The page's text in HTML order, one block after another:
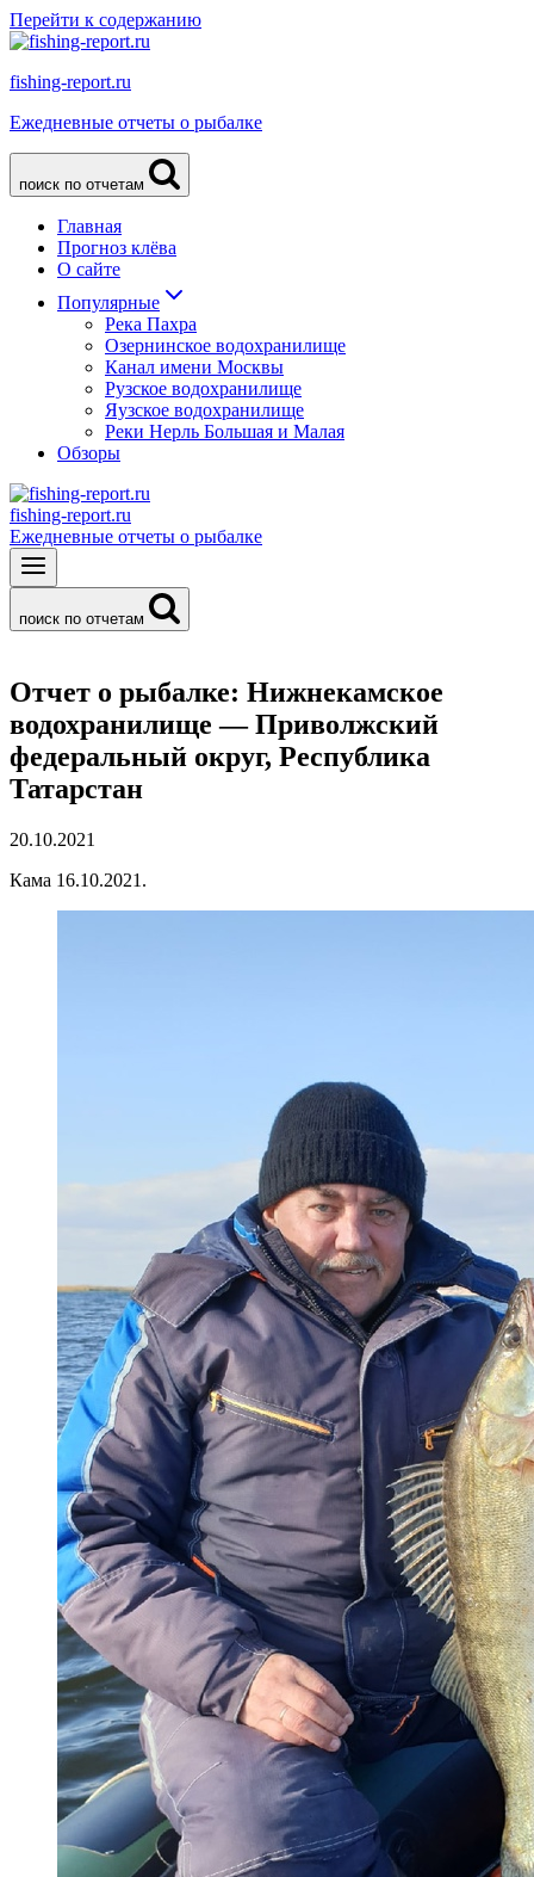
Перейти к содержанию
fishing-report.ru
Ежедневные отчеты о рыбалке
поиск по отчетам
Главная
Прогноз клёва
О сайте
Популярные
Река Пахра
Озернинское водохранилище
Канал имени Москвы
Рузское водохранилище
Яузское водохранилище
Реки Нерль Большая и Малая
Обзоры
fishing-report.ru
Ежедневные отчеты о рыбалке
поиск по отчетам
Отчет о рыбалке: Нижнекамское
водохранилище — Приволжский
федеральный округ, Республика
Татарстан
20.10.2021
Кама 16.10.2021.